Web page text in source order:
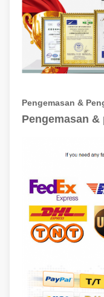
Pengemasan &
Pengemasan &